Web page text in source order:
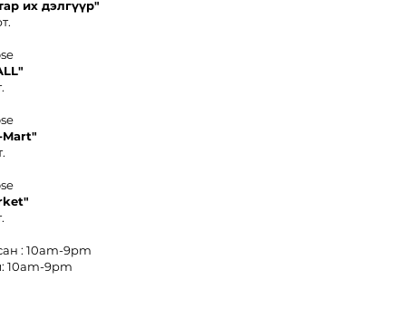
их дэлгүүр"
Mart"
"
: 10am-9pm
10am-9pm